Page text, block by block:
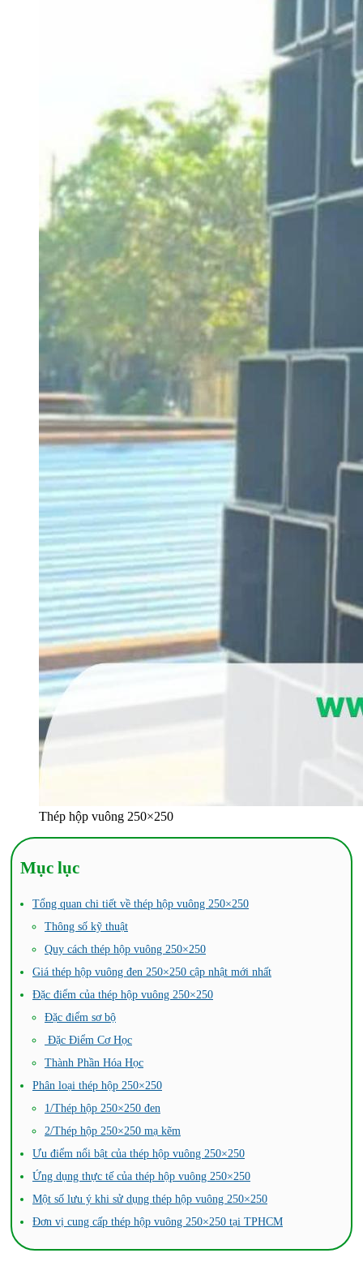
Thép hộp vuông 250×250
Mục lục
Tổng quan chi tiết về thép hộp vuông 250×250
Thông số kỹ thuật
Quy cách thép hộp vuông 250×250
Giá thép hộp vuông đen 250×250 cập nhật mới nhất
Đặc điểm của thép hộp vuông 250×250
Đặc điểm sơ bộ
Đặc Điểm Cơ Học
Thành Phần Hóa Học
Phân loại thép hộp 250×250
1/Thép hộp 250×250 đen
2/Thép hộp 250×250 mạ kẽm
Ưu điểm nổi bật của thép hộp vuông 250×250
Ứng dụng thực tế của thép hộp vuông 250×250
Một số lưu ý khi sử dụng thép hộp vuông 250×250
Đơn vị cung cấp thép hộp vuông 250×250 tại TPHCM